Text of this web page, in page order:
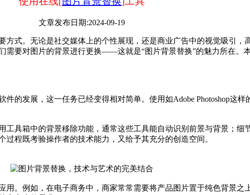
文章发布日期:2024-09-19
式。无论是社交媒体上的个性展现，还是商业广告中的视觉吸引，
需要对图片的背景进行更换——这就是“图片背景替换”的魅力所在。
的发展，这一任务已经变得相对简单。使用如Adobe Photoshop这
具箱中的背景移除功能，通常这些工具能自动识别前景与背景；细
程既考验操作者的技术能力，又给予其充分的创造空间。
。例如，在电子商务中，商家常常需要将产品图片置于纯色背景之